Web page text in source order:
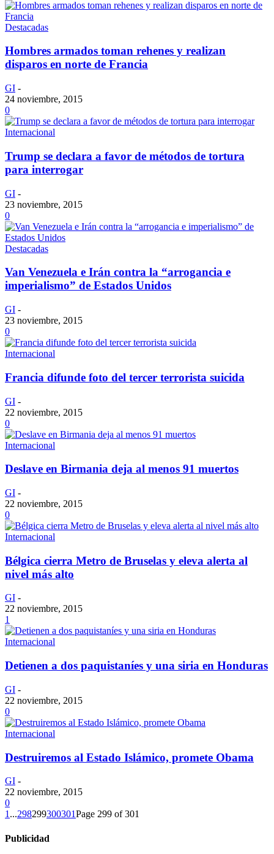
Destacadas
Hombres armados toman rehenes y realizan
disparos en norte de Francia
GI -
24 noviembre, 2015
0
Internacional
Trump se declara a favor de métodos de tortura
para interrogar
GI -
23 noviembre, 2015
0
Destacadas
Van Venezuela e Irán contra la “arrogancia e
imperialismo” de Estados Unidos
GI -
23 noviembre, 2015
0
Internacional
Francia difunde foto del tercer terrorista suicida
GI -
22 noviembre, 2015
0
Internacional
Deslave en Birmania deja al menos 91 muertos
GI -
22 noviembre, 2015
0
Internacional
Bélgica cierra Metro de Bruselas y eleva alerta al
nivel más alto
GI -
22 noviembre, 2015
1
Internacional
Detienen a dos paquistaníes y una siria en Honduras
GI -
22 noviembre, 2015
0
Internacional
Destruiremos al Estado Islámico, promete Obama
GI -
22 noviembre, 2015
0
1 ...298299300301Page 299 of 301
Publicidad